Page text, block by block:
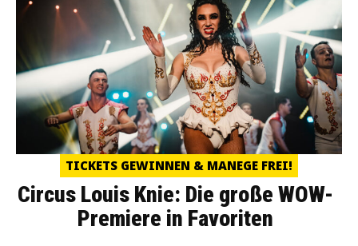
TICKETS GEWINNEN & MANEGE FREI!
Circus Louis Knie: Die große WOW-
Premiere in Favoriten